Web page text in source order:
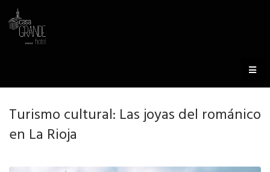
Turismo cultural: Las joyas del románico
en La Rioja